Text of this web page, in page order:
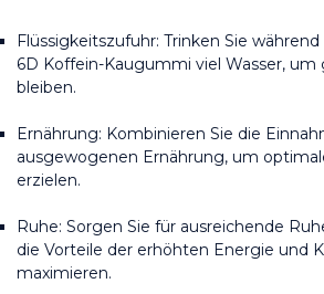
Flüssigkeitszufuhr: Trinken Sie
6D Koffein-Kaugummi viel Wasser,
bleiben.
Ernährung: Kombinieren Sie die
ausgewogenen Ernährung, um
erzielen.
Ruhe: Sorgen Sie für ausreichende
die Vorteile der erhöhten Energie und
maximieren.